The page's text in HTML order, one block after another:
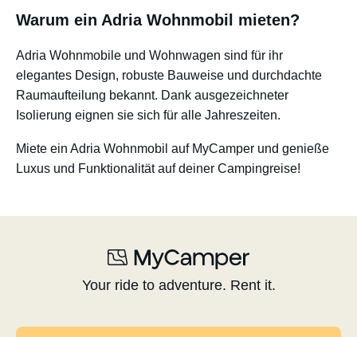
Warum ein Adria Wohnmobil mieten?
Adria Wohnmobile und Wohnwagen sind für ihr
elegantes Design, robuste Bauweise und durchdachte
Raumaufteilung bekannt. Dank ausgezeichneter
Isolierung eignen sie sich für alle Jahreszeiten.
Miete ein Adria Wohnmobil auf MyCamper und genieße
Luxus und Funktionalität auf deiner Campingreise!
Your ride to adventure. Rent it.